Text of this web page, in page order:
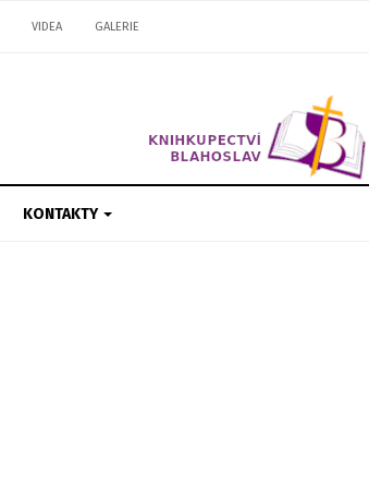
VIDEA GALERIE
KONTAKTY